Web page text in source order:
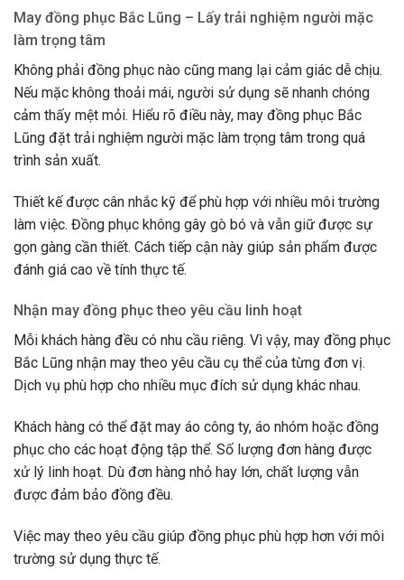
May đồng phục Bắc Lũng – Lấy trải nghiệm người mặc
làm trọng tâm
Không phải đồng phục nào cũng mang lại cảm giác dễ chịu.
Nếu mặc không thoải mái, người sử dụng sẽ nhanh chóng
cảm thấy mệt mỏi. Hiểu rõ điều này, may đồng phục Bắc
Lũng đặt trải nghiệm người mặc làm trọng tâm trong quá
trình sản xuất.
Thiết kế được cân nhắc kỹ để phù hợp với nhiều môi trường
làm việc. Đồng phục không gây gò bó và vẫn giữ được sự
gọn gàng cần thiết. Cách tiếp cận này giúp sản phẩm được
đánh giá cao về tính thực tế.
Nhận may đồng phục theo yêu cầu linh hoạt
Mỗi khách hàng đều có nhu cầu riêng. Vì vậy, may đồng phục
Bắc Lũng nhận may theo yêu cầu cụ thể của từng đơn vị.
Dịch vụ phù hợp cho nhiều mục đích sử dụng khác nhau.
Khách hàng có thể đặt may áo công ty, áo nhóm hoặc đồng
phục cho các hoạt động tập thể. Số lượng đơn hàng được
xử lý linh hoạt. Dù đơn hàng nhỏ hay lớn, chất lượng vẫn
được đảm bảo đồng đều.
Việc may theo yêu cầu giúp đồng phục phù hợp hơn với môi
trường sử dụng thực tế.